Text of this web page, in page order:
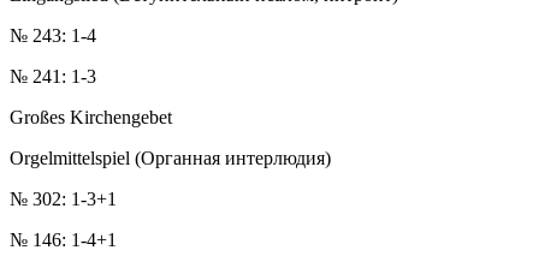
№ 243: 1-4
№ 241: 1-3
Großes Kirchengebet
Orgelmittelspiel (Органная интерлюдия)
№ 302: 1-3+1
№ 146: 1-4+1